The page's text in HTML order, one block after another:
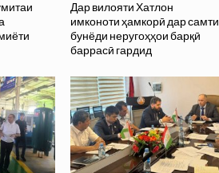
Дар вилояти Хатлон
имконоти ҳамкорӣ дар самти
бунёди неругоҳҳои барқӣ
баррасӣ гардид